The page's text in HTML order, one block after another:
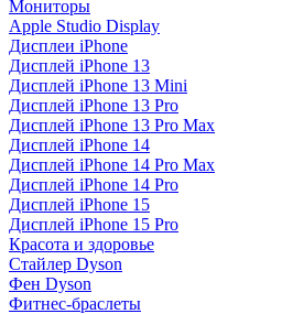
Мониторы
Apple Studio Display
Дисплеи iPhone
Дисплей iPhone 13
Дисплей iPhone 13 Mini
Дисплей iPhone 13 Pro
Дисплей iPhone 13 Pro Max
Дисплей iPhone 14
Дисплей iPhone 14 Pro Max
Дисплей iPhone 14 Pro
Дисплей iPhone 15
Дисплей iPhone 15 Pro
Красота и здоровье
Стайлер Dyson
Фен Dyson
Фитнес-браслеты